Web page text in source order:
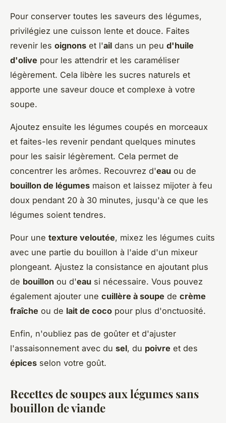
Pour conserver toutes les saveurs des légumes,
privilégiez une cuisson lente et douce. Faites
revenir les oignons et l'ail dans un peu d'huile
d'olive pour les attendrir et les caraméliser
légèrement. Cela libère les sucres naturels et
apporte une saveur douce et complexe à votre
soupe.
Ajoutez ensuite les légumes coupés en morceaux
et faites-les revenir pendant quelques minutes
pour les saisir légèrement. Cela permet de
concentrer les arômes. Recouvrez d'eau ou de
bouillon de légumes maison et laissez mijoter à feu
doux pendant 20 à 30 minutes, jusqu'à ce que les
légumes soient tendres.
Pour une texture veloutée, mixez les légumes cuits
avec une partie du bouillon à l'aide d'un mixeur
plongeant. Ajustez la consistance en ajoutant plus
de bouillon ou d'eau si nécessaire. Vous pouvez
également ajouter une cuillère à soupe de crème
fraîche ou de lait de coco pour plus d'onctuosité.
Enfin, n'oubliez pas de goûter et d'ajuster
l'assaisonnement avec du sel, du poivre et des
épices selon votre goût.
Recettes de soupes aux légumes sans
bouillon de viande